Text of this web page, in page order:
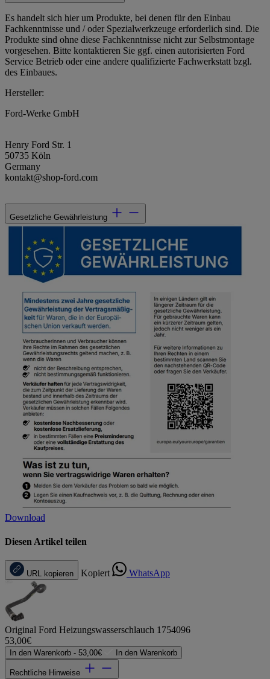
Es handelt sich hier um Produkte, bei denen für den Einbau
Fachkenntnisse und / oder Spezialwerkzeuge erforderlich sind. Die
Produkte sind ohne diese Fachkenntnisse nicht zur Selbstmontage
vorgesehen. Bitte kontaktieren Sie ggf. einen autorisierten Ford
Service Betrieb oder eine andere qualifizierte Fachwerkstatt bzgl.
des Einbaues.
Hersteller:
Ford-Werke GmbH
Henry Ford Str. 1
50735 Köln
Germany
kontakt@shop-ford.com
Gesetzliche Gewährleistung
Download
Diesen Artikel teilen
URL kopieren Kopiert WhatsApp
Original Ford Heizungswasserschlauch 1754096
53,00€
In den Warenkorb - 53,00€ In den Warenkorb
Rechtliche Hinweise